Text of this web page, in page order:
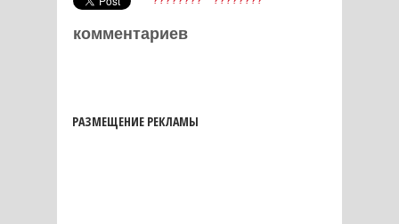
комментариев
РАЗМЕЩЕНИЕ РЕКЛАМЫ